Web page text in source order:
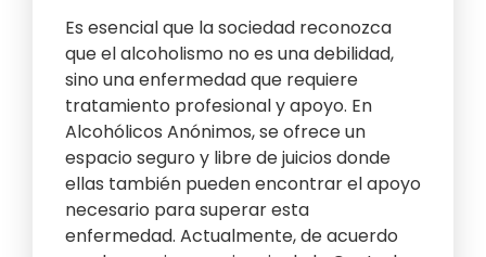
Es esencial que la sociedad reconozca
que el alcoholismo no es una debilidad,
sino una enfermedad que requiere
tratamiento profesional y apoyo. En
Alcohólicos Anónimos, se ofrece un
espacio seguro y libre de juicios donde
ellas también pueden encontrar el apoyo
necesario para superar esta
enfermedad. Actualmente, de acuerdo